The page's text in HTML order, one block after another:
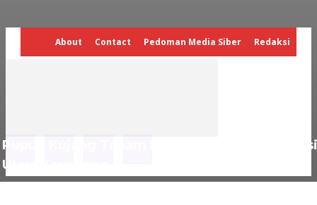
Pupuk Kujang Tanam Ribuan Mangrove di
Utara Karawang
About Contact Pedoman Media Siber Redaksi